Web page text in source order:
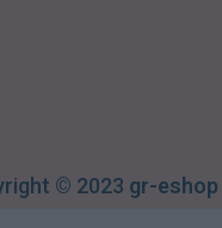
© 2023 gr-eshop